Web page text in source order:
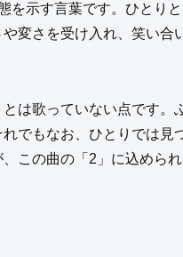
示す言葉です。ひとりと
変さを受け入れ、笑い合
は歌っていない点です。
でもなお、ひとりでは見
この曲の「2」に込めら